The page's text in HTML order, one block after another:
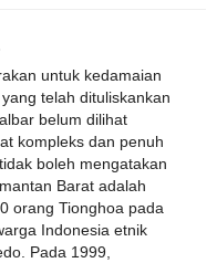
untuk kedamaian
telah dituliskankan
belum dilihat
kompleks dan penuh
boleh mengatakan
Barat adalah
orang Tionghoa pada
Indonesia etnik
Pada 1999,